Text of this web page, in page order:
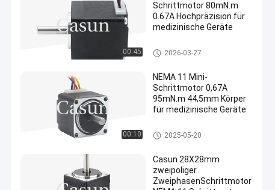
00:45
Schrittmotor 80mN.m
0.67A Hochpräzision für
medizinische Geräte
Schrittmotor NEMA 11
2026-03-27
00:10
NEMA 11 Mini-
Schrittmotor 0,67A
95mN.m 44,5mm Körper
für medizinische Geräte
Schrittmotor NEMA 11
2025-05-20
Casun 28X28mm
zweipoliger
ZweiphasenSchrittmotor